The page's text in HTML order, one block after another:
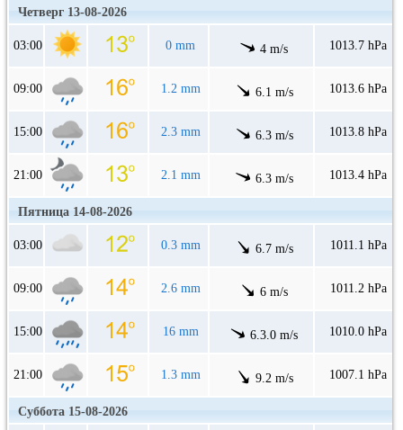
Четверг 13-08-2026
03:00 0 mm 4 m/s 1013.7 hPa
09:00 1.2 mm 6.1 m/s 1013.6 hPa
15:00 2.3 mm 6.3 m/s 1013.8 hPa
21:00 2.1 mm 6.3 m/s 1013.4 hPa
Пятница 14-08-2026
03:00 0.3 mm 6.7 m/s 1011.1 hPa
09:00 2.6 mm 6 m/s 1011.2 hPa
15:00 16 mm 6.3.0 m/s 1010.0 hPa
21:00 1.3 mm 9.2 m/s 1007.1 hPa
Суббота 15-08-2026